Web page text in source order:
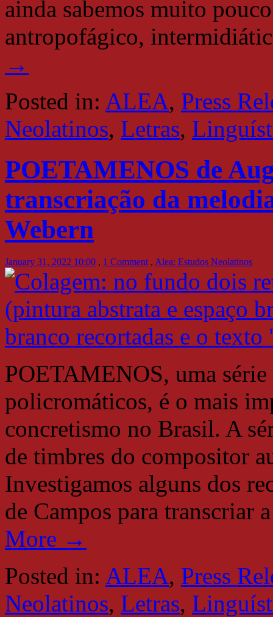
ainda sabemos muito
antropofágico,
→
Posted in: ALEA, Press
Neolatinos, Letras,
POETAMENOS de
transcriação da
Webern
January 31, 2022 10:00 , 1 Comment , Alea: Estudos Neolatinos
POETAMENOS, uma
policromáticos, é o mais
concretismo no Brasil. A
de timbres do compositor
Investigamos alguns dos
de Campos para transcriar
More →
Posted in: ALEA, Press
Neolatinos, Letras,